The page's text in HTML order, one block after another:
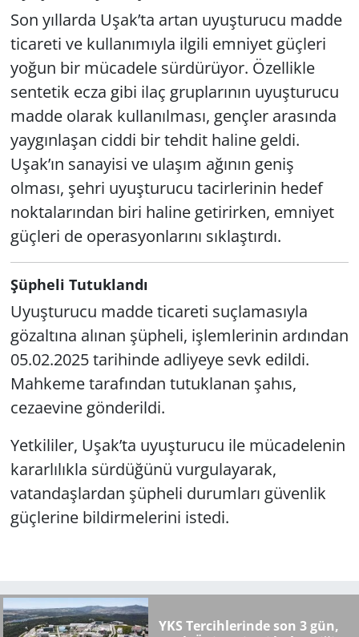
Son yıllarda Uşak’ta artan uyuşturucu madde
ticareti ve kullanımıyla ilgili emniyet güçleri
yoğun bir mücadele sürdürüyor. Özellikle
sentetik ecza gibi ilaç gruplarının uyuşturucu
madde olarak kullanılması, gençler arasında
yaygınlaşan ciddi bir tehdit haline geldi.
Uşak’ın sanayisi ve ulaşım ağının geniş
olması, şehri uyuşturucu tacirlerinin hedef
noktalarından biri haline getirirken, emniyet
güçleri de operasyonlarını sıklaştırdı.
Şüpheli Tutuklandı
Uyuşturucu madde ticareti suçlamasıyla
gözaltına alınan şüpheli, işlemlerinin ardından
05.02.2025 tarihinde adliyeye sevk edildi.
Mahkeme tarafından tutuklanan şahıs,
cezaevine gönderildi.
Yetkililer, Uşak’ta uyuşturucu ile mücadelenin
kararlılıkla sürdüğünü vurgulayarak,
vatandaşlardan şüpheli durumları güvenlik
güçlerine bildirmelerini istedi.
YKS Tercihlerinde son 3 gün,